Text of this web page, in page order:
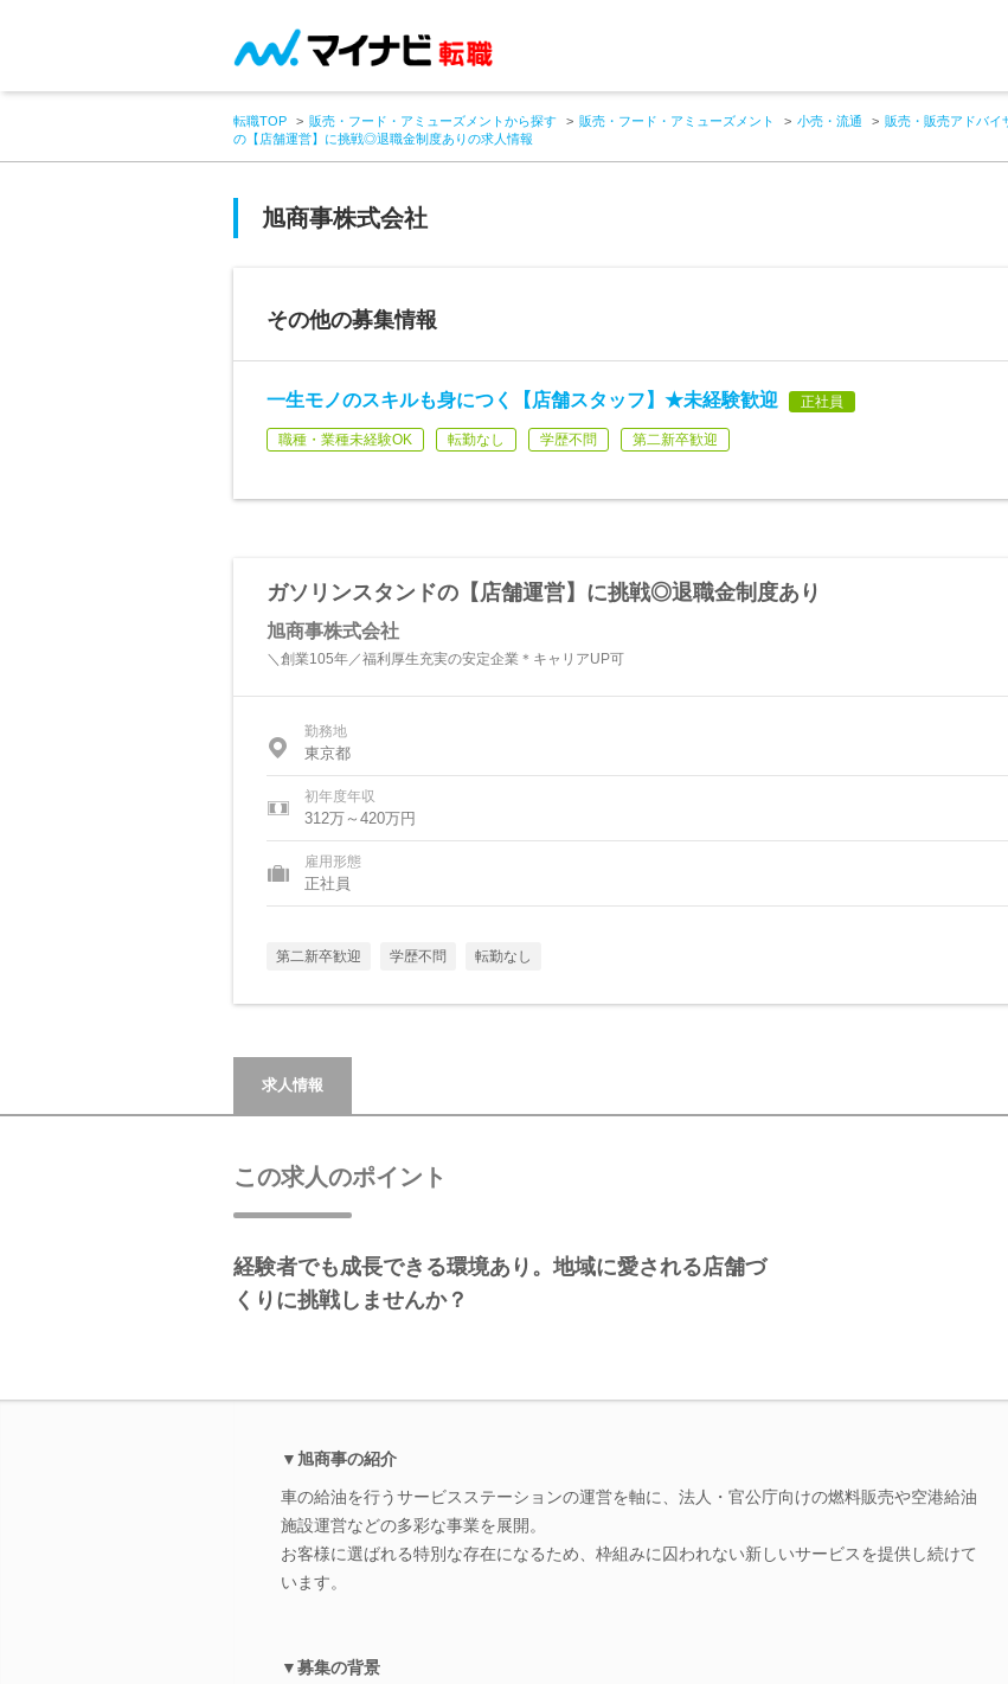
転職TOP 販売・フード・アミューズメントから探す 販売・フード・アミューズメント 小売・流通 販売・販売アドバイ
の【店舗運営】に挑戦◎退職金制度ありの求人情報
旭商事株式会社
その他の募集情報
一生モノのスキルも身につく【店舗スタッフ】★未経験歓迎 正社員
職種・業種未経験OK 転勤なし 学歴不問 第二新卒歓迎
ガソリンスタンドの【店舗運営】に挑戦◎退職金制度あり
旭商事株式会社
＼創業105年／福利厚生充実の安定企業＊キャリアUP可
勤務地
東京都
初年度年収
312万～420万円
雇用形態
正社員
第二新卒歓迎 学歴不問 転勤なし
求人情報
この求人のポイント
経験者でも成長できる環境あり。地域に愛される店舗づ
くりに挑戦しませんか？
▼旭商事の紹介
車の給油を行うサービスステーションの運営を軸に、法人・官公庁向けの燃料販売や空港給油
施設運営などの多彩な事業を展開。
お客様に選ばれる特別な存在になるため、枠組みに囚われない新しいサービスを提供し続けて
います。
▼募集の背景